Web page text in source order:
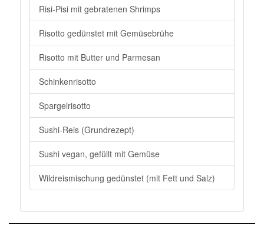
Risi-Pisi mit gebratenen Shrimps
Risotto gedünstet mit Gemüsebrühe
Risotto mit Butter und Parmesan
Schinkenrisotto
Spargelrisotto
Sushi-Reis (Grundrezept)
Sushi vegan, gefüllt mit Gemüse
Wildreismischung gedünstet (mit Fett und Salz)